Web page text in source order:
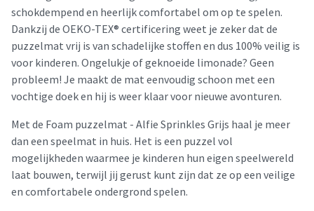
schokdempend en heerlijk comfortabel om op te spelen.
Dankzij de OEKO-TEX® certificering weet je zeker dat de
puzzelmat vrij is van schadelijke stoffen en dus 100% veilig is
voor kinderen. Ongelukje of geknoeide limonade? Geen
probleem! Je maakt de mat eenvoudig schoon met een
vochtige doek en hij is weer klaar voor nieuwe avonturen.
Met de Foam puzzelmat - Alfie Sprinkles Grijs haal je meer
dan een speelmat in huis. Het is een puzzel vol
mogelijkheden waarmee je kinderen hun eigen speelwereld
laat bouwen, terwijl jij gerust kunt zijn dat ze op een veilige
en comfortabele ondergrond spelen.